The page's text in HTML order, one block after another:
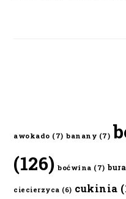
awokado (7) banany (7)
(126) boćwina (7)
ciecierzyca (6) cukinia